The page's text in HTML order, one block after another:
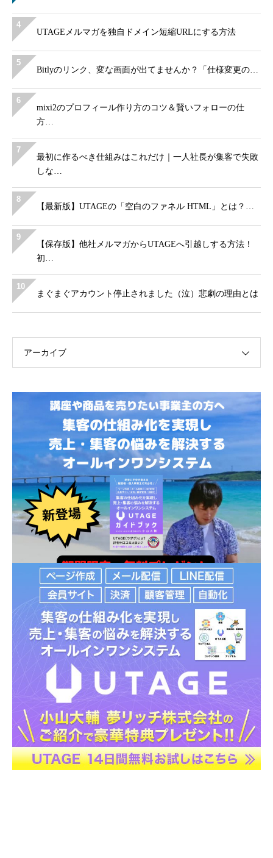
4
UTAGEメルマガを独自ドメイン短縮URLにする方法
5
Bitlyのリンク、変な画面が出てませんか？「仕様変更の…
6
mixi2のプロフィール作り方のコツ＆賢いフォローの仕
方…
7
最初に作るべき仕組みはこれだけ｜一人社長が集客で失敗
しな…
8
【最新版】UTAGEの「空白のファネル HTML」とは？…
9
【保存版】他社メルマガからUTAGEへ引越しする方法！
初…
10
まぐまぐアカウント停止されました（泣）悲劇の理由とは
アーカイブ